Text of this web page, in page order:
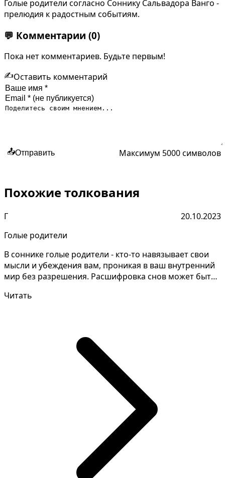
Голые родители согласно Соннику Сальвадора Ванго -
прелюдия к радостным событиям.
💬 Комментарии (0)
Пока нет комментариев. Будьте первым!
✍️Оставить комментарий
📤Отправить Максимум 5000 символов
Похожие толкования
Г
20.10.2023
Голые родители
В соннике голые родители - кто-то навязывает свои
мысли и убеждения вам, проникая в ваш внутренний
мир без разрешения. Расшифровка снов может быть
Читать